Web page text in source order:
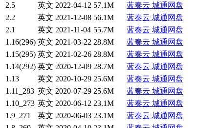
2.5
英文 2022-04-12 57.1M 蓝奏云 城通网盘
2.2
英文 2021-12-08 56.1M 蓝奏云 城通网盘
2.1
英文 2021-11-04 55.7M 蓝奏云 城通网盘
1.16(296) 英文 2021-03-22 28.8M 蓝奏云 城通网盘
1.15(295) 英文 2021-02-26 28.8M 蓝奏云 城通网盘
1.14(292) 英文 2020-12-09 28.7M 蓝奏云 城通网盘
1.13
英文 2020-10-29 25.6M 蓝奏云 城通网盘
1.11_283 英文 2020-07-29 25.6M 蓝奏云 城通网盘
1.10_273 英文 2020-06-12 23.1M 蓝奏云 城通网盘
1.9_271
英文 2020-06-03 23.1M 蓝奏云 城通网盘